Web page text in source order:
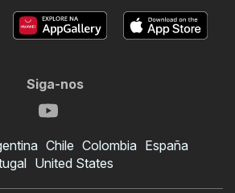
Siga-nos
Chile Colombia España
United States